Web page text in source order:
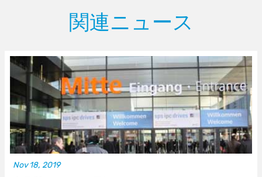
関連ニュース
Nov 18, 2019